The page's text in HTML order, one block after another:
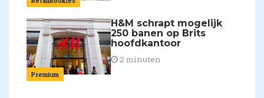
Premium
H&M schrapt mogelijk
250 banen op Brits
hoofdkantoor
2 minuten